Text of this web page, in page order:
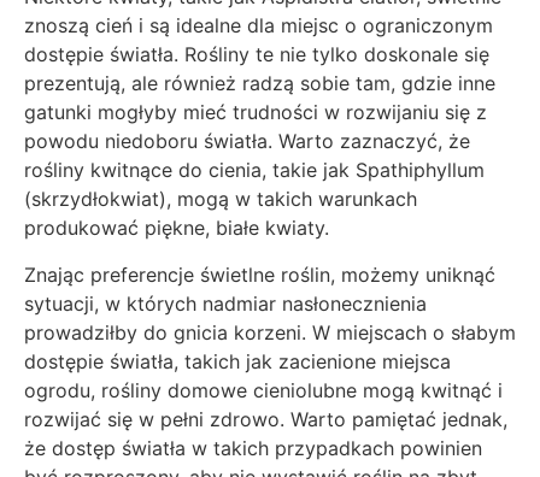
znoszą cień i są idealne dla miejsc o ograniczonym
dostępie światła. Rośliny te nie tylko doskonale się
prezentują, ale również radzą sobie tam, gdzie inne
gatunki mogłyby mieć trudności w rozwijaniu się z
powodu niedoboru światła. Warto zaznaczyć, że
rośliny kwitnące do cienia, takie jak Spathiphyllum
(skrzydłokwiat), mogą w takich warunkach
produkować piękne, białe kwiaty.
Znając preferencje świetlne roślin, możemy uniknąć
sytuacji, w których nadmiar nasłonecznienia
prowadziłby do gnicia korzeni. W miejscach o słabym
dostępie światła, takich jak zacienione miejsca
ogrodu, rośliny domowe cieniolubne mogą kwitnąć i
rozwijać się w pełni zdrowo. Warto pamiętać jednak,
że dostęp światła w takich przypadkach powinien